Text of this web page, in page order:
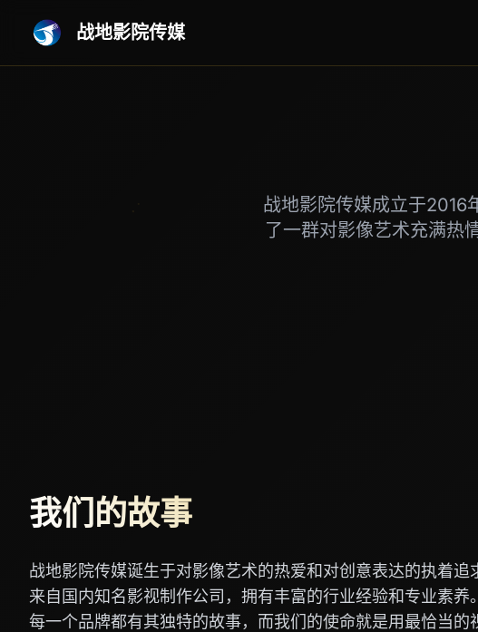
战地影院传媒
战地影院传媒成立于2016
了一群对影像艺术充满热
我们的故事
战地影院传媒诞生于对影像艺术的热爱和对创意表达的执着追
来自国内知名影视制作公司，拥有丰富的行业经验和专业素养
每一个品牌都有其独特的故事，而我们的使命就是用最恰当的